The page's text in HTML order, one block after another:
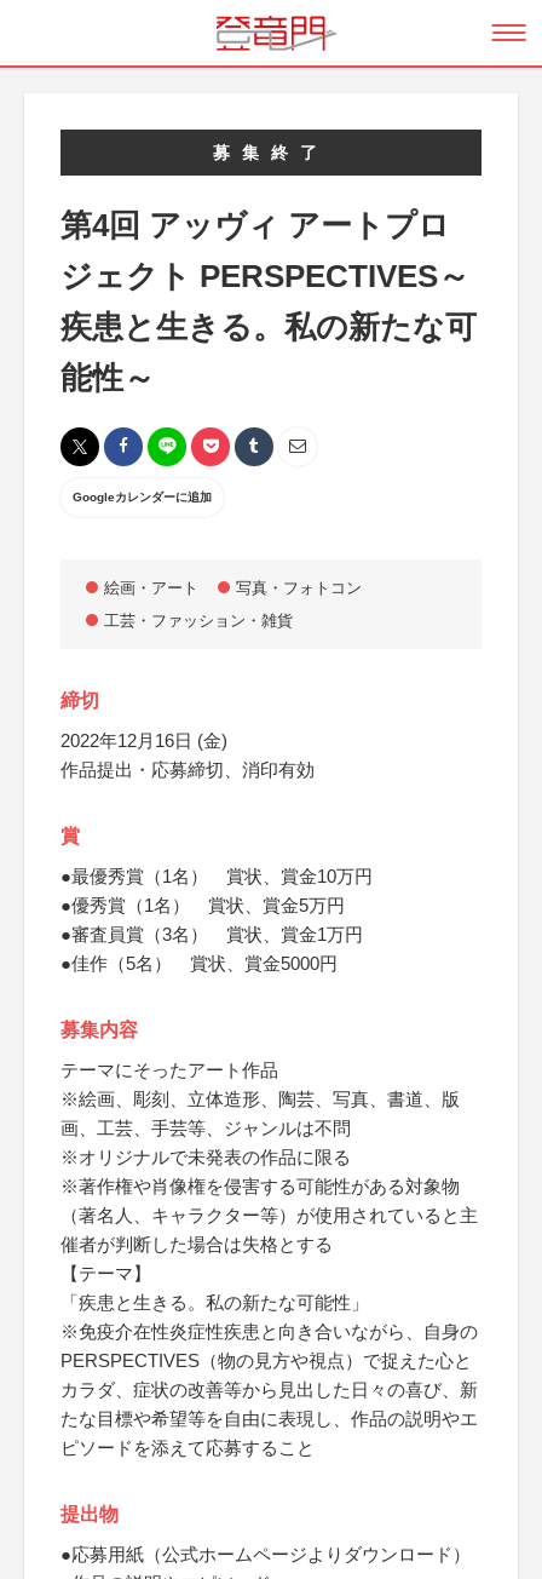
募集終了
第4回 アッヴィ アートプロ
ジェクト PERSPECTIVES～
疾患と生きる。私の新たな可
能性～
Googleカレンダーに追加
絵画・アート
写真・フォトコン
工芸・ファッション・雑貨
締切
2022年12月16日 (金)
作品提出・応募締切、消印有効
賞
●最優秀賞（1名） 賞状、賞金10万円
●優秀賞（1名） 賞状、賞金5万円
●審査員賞（3名） 賞状、賞金1万円
●佳作（5名） 賞状、賞金5000円
募集内容
テーマにそったアート作品
※絵画、彫刻、立体造形、陶芸、写真、書道、版
画、工芸、手芸等、ジャンルは不問
※オリジナルで未発表の作品に限る
※著作権や肖像権を侵害する可能性がある対象物
（著名人、キャラクター等）が使用されていると主
催者が判断した場合は失格とする
【テーマ】
「疾患と生きる。私の新たな可能性」
※免疫介在性炎症性疾患と向き合いながら、自身の
PERSPECTIVES（物の見方や視点）で捉えた心と
カラダ、症状の改善等から見出した日々の喜び、新
たな目標や希望等を自由に表現し、作品の説明やエ
ピソードを添えて応募すること
提出物
●応募用紙（公式ホームページよりダウンロード）